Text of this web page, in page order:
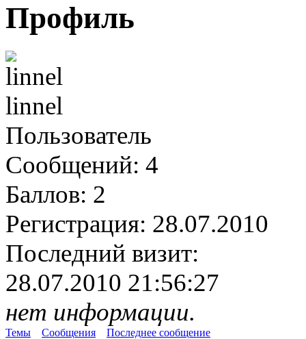
Профиль
linnel
Пользователь
Сообщений: 4
Баллов: 2
Регистрация: 28.07.2010
Последний визит:
28.07.2010 21:56:27
нет информации.
Темы Сообщения Последнее сообщение